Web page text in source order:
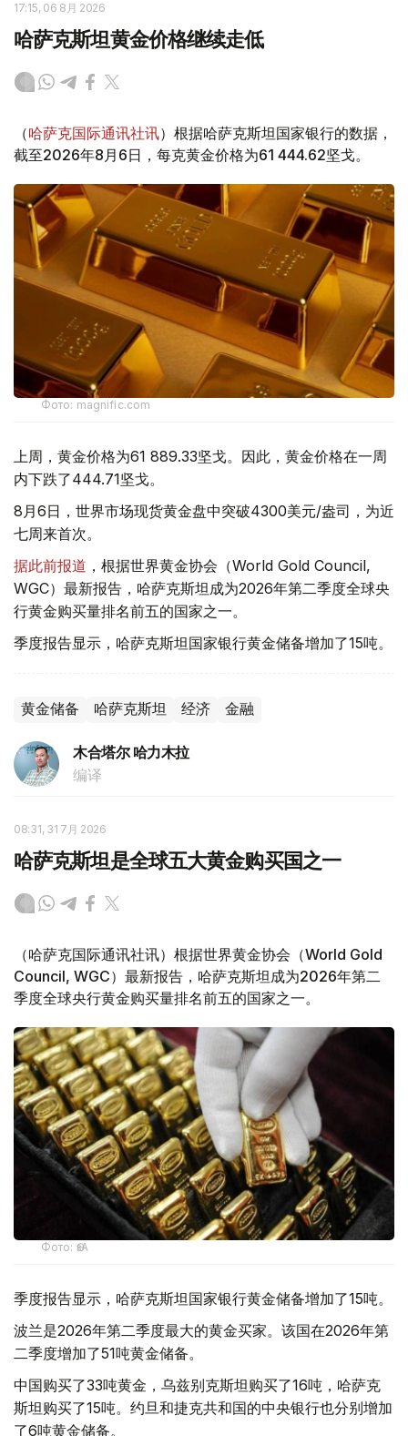
17:15, 06 8月 2026
哈萨克斯坦黄金价格继续走低
（哈萨克国际通讯社讯）根据哈萨克斯坦国家银行的数据，
截至2026年8月6日，每克黄金价格为61 444.62坚戈。
Фото: magnific.com
上周，黄金价格为61 889.33坚戈。因此，黄金价格在一周
内下跌了444.71坚戈。
8月6日，世界市场现货黄金盘中突破4300美元/盎司，为近
七周来首次。
据此前报道 ，根据世界黄金协会（World Gold Council,
WGC）最新报告，哈萨克斯坦成为2026年第二季度全球央
行黄金购买量排名前五的国家之一。
季度报告显示，哈萨克斯坦国家银行黄金储备增加了15吨。
黄金储备 哈萨克斯坦 经济 金融
木合塔尔 哈力木拉
编译
08:31, 31 7月 2026
哈萨克斯坦是全球五大黄金购买国之一
（哈萨克国际通讯社讯）根据世界黄金协会（World Gold
Council, WGC）最新报告，哈萨克斯坦成为2026年第二
季度全球央行黄金购买量排名前五的国家之一。
Фото: ӨзА
季度报告显示，哈萨克斯坦国家银行黄金储备增加了15吨。
波兰是2026年第二季度最大的黄金买家。该国在2026年第
二季度增加了51吨黄金储备。
中国购买了33吨黄金，乌兹别克斯坦购买了16吨，哈萨克
斯坦购买了15吨。约旦和捷克共和国的中央银行也分别增加
了6吨黄金储备。